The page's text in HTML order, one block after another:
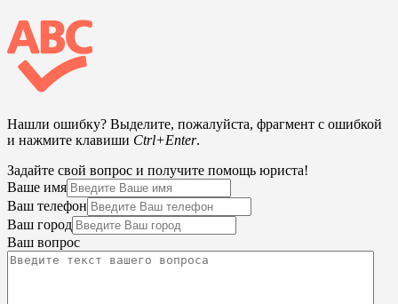
Нашли ошибку? Выделите, пожалуйста, фрагмент с ошибкой
и нажмите клавиши Ctrl+Enter.
Задайте свой вопрос и получите помощь юриста!
Ваше имя
Ваш телефон
Ваш город
Ваш вопрос